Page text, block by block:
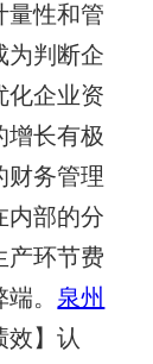
量性和管
为判断企
化企业资
增长有极
财务管理
内部的分
产环节费
。 泉州
效】认